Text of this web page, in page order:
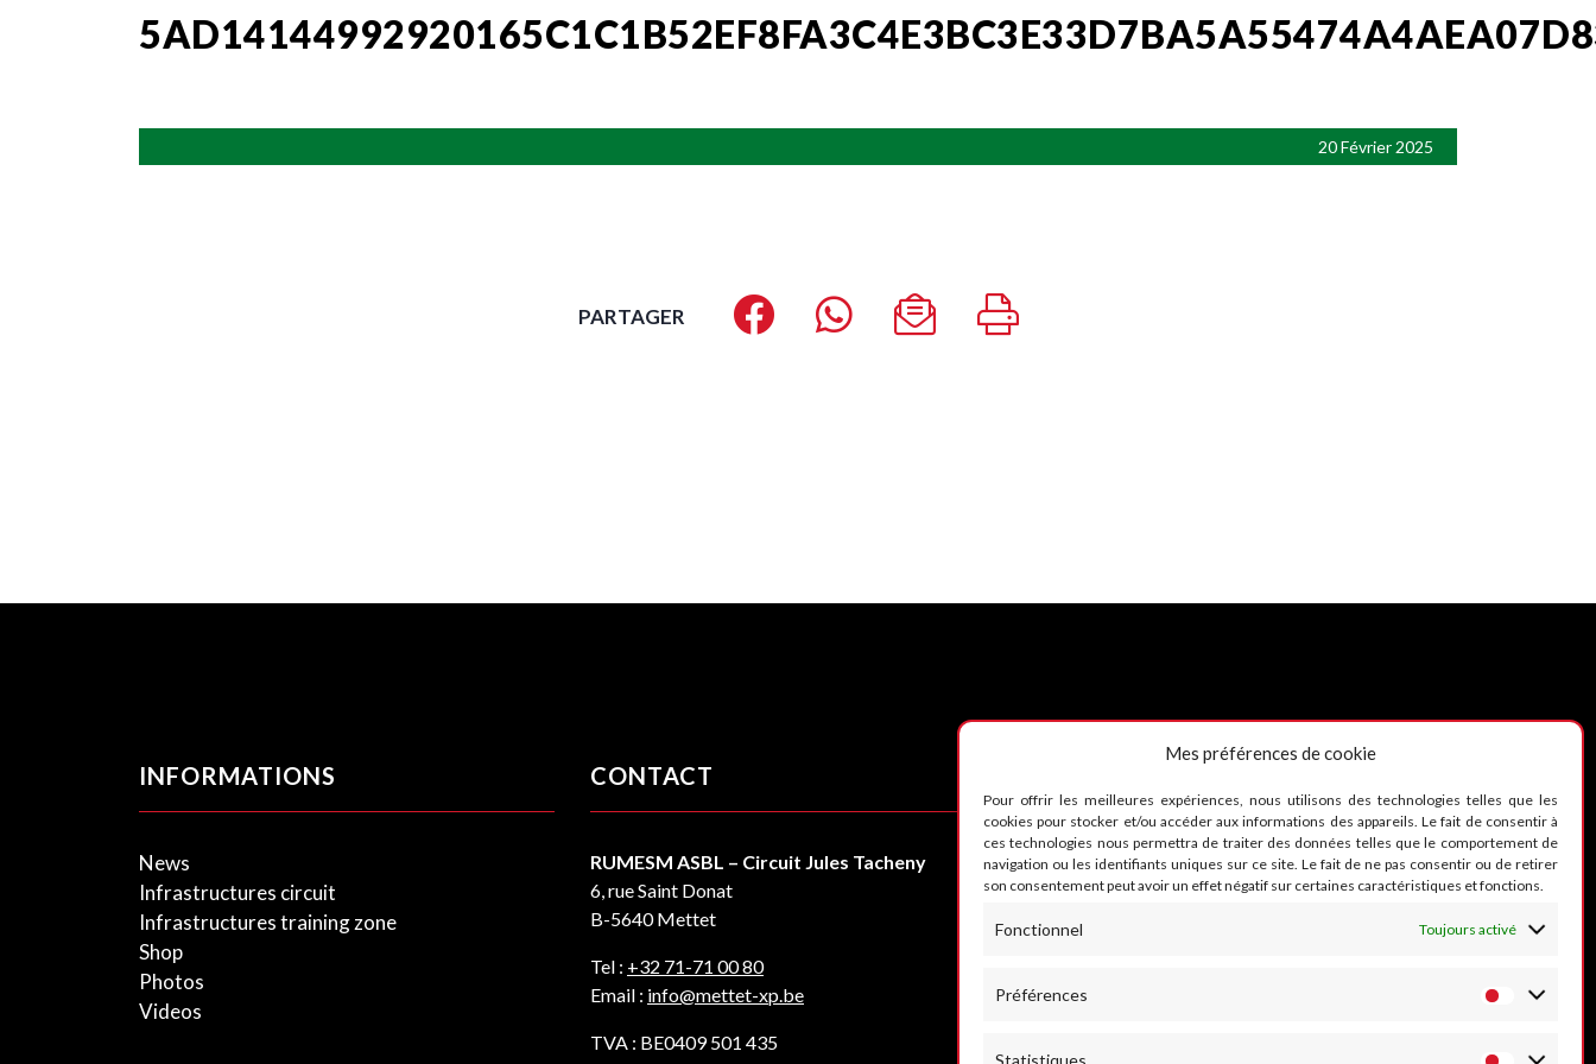
Mes préférences de cookie
Pour offrir les meilleures expériences, nous utilisons des technologies telles que les
cookies pour stocker et/ou accéder aux informations des appareils. Le fait de consentir à
ces technologies nous permettra de traiter des données telles que le comportement de
navigation ou les identifiants uniques sur ce site. Le fait de ne pas consentir ou de retirer
son consentement peut avoir un effet négatif sur certaines caractéristiques et fonctions.
Fonctionnel Toujours activé
Préférences
Statistiques
20 Février 2025
PARTAGER
INFORMATIONS
News
Infrastructures circuit
Infrastructures training zone
Shop
Photos
Videos
CONTACT
RUMESM ASBL – Circuit Jules Tacheny
6, rue Saint Donat
B-5640 Mettet
Tel : +32 71-71 00 80
Email : info@mettet-xp.be
TVA : BE0409 501 435